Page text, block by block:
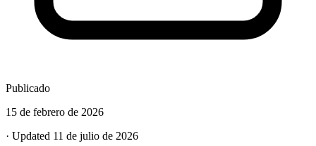
Publicado
15 de febrero de 2026
· Updated 11 de julio de 2026